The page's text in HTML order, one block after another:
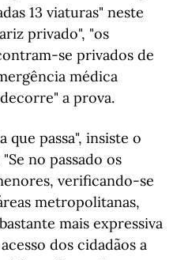
13 viaturas" neste
privado", "os
se privados de
médica
a prova.
que passa", insiste o
no passado os
verificando-se
metropolitanas,
mais expressiva
dos cidadãos a